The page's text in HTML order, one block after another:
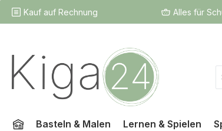
Hauptinhalt springen
Zur Suche springen
Zur Hauptnavigation springen
Kauf auf Rechnung Alles für
Basteln & Malen Lernen & Spielen